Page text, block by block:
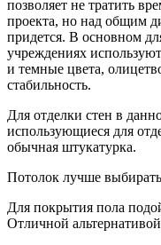
позволяет не тратить
проекта, но над общим
придется. В основном
учреждениях
и темные цвета,
стабильность.
Для отделки стен в
использующиеся для
обычная штукатурка.
Потолок лучше
Для покрытия пола
Отличной